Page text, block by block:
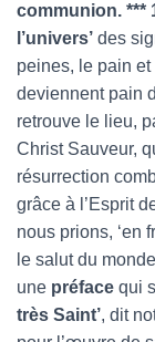
communion. ***
l’univers’ des
peines, le pain et
deviennent pain
retrouve le lieu,
Christ Sauveur,
résurrection
grâce à l’Esprit
nous prions, ‘en
le salut du
une préface qui
très Saint’, dit